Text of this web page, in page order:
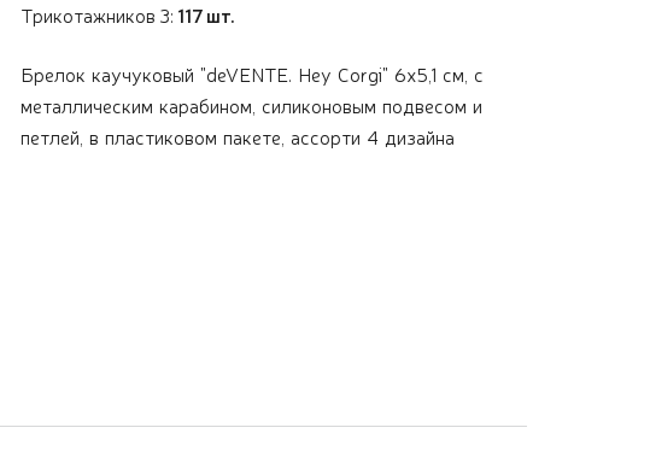
Трикотажников 3: 117 шт.
Брелок каучуковый "deVENTE. Hey Corgi" 6x5,1 cм, с
металлическим карабином, силиконовым подвесом и
петлей, в пластиковом пакете, ассорти 4 дизайна